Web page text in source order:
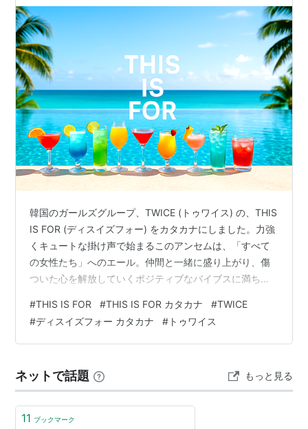
韓国のガールズグループ、TWICE (トゥワイス) の、THIS
IS FOR (ディスイズフォー) をカタカナにしました。力強
くキュートな掛け声で始まるこのアンセムは、「すべて
の女性たち」へのエール。仲間と一緒に盛り上がり、傷
ついた心を解放していくポジティブなバイブスに満ちて
たにはあなたの輝きがある」というメッセージが込めら
れ、ファンならずとも共感できるものがあります。 曲の
速さに発音がのせにくい箇所があるため、最小限のカタ
こともありますが、アーティストの歌い方にそって、一
緒に歌うための工夫と…
#THIS IS FOR #THIS IS FOR カタカナ #TWICE
#ディスイズフォー カタカナ # トゥワイス
ネットで話題 もっと見る
11 ブックマーク